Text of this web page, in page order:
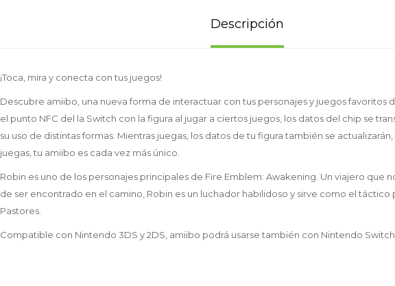
Descripción
¡Toca, mira y conecta con tus juegos!
Descubre amiibo, una nueva forma de interactuar con tus personajes y juegos favoritos
el punto NFC del la Switch con la figura al jugar a ciertos juegos, los datos del chip se
su uso de distintas formas. Mientras juegas, los datos de tu figura también se
juegas, tu amiibo es cada vez más único.
Robin es uno de los personajes principales de Fire Emblem: Awakening. Un viajero que
de ser encontrado en el camino, Robin es un luchador habilidoso y sirve como el táctico
Pastores.
Compatible con Nintendo 3DS y 2DS, amiibo podrá usarse también con Nintendo